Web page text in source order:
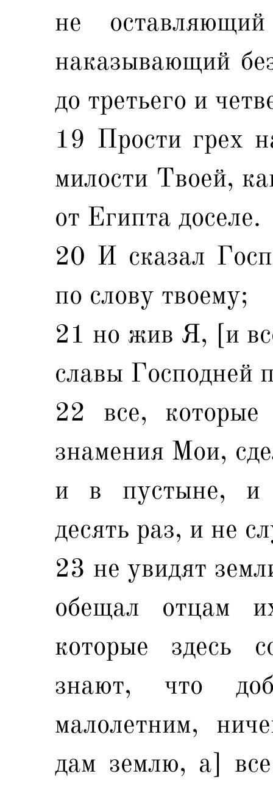
не
наказывающий
до третьего и
19 Прости грех
милости Твоей,
от Египта доселе.
20 И сказал
по слову твоему;
21 но жив Я, [и
славы Господней
22 все,
знамения Мои,
и в пустыне, и
десять раз, и не
23 не увидят
обещал отцам
которые здесь
знают, что
малолетним,
дам землю, а]